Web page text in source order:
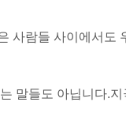
사람들 사이에서도
말들도 아닙니다.지